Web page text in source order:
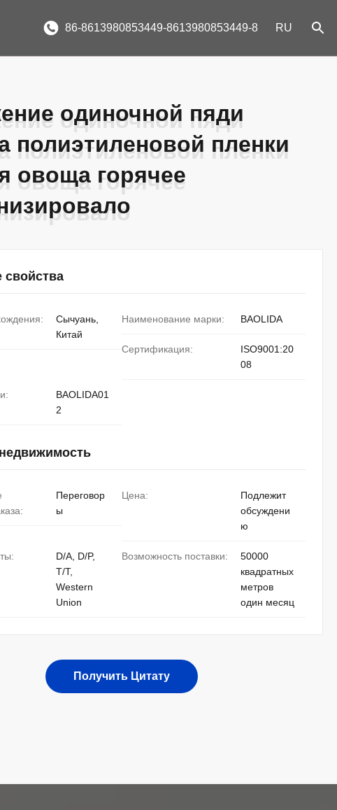
86-8613980853449-8613980853449-8 RU
одиночной пяди
полиэтиленовой пленки
овоща горячее
одиночной пяди
полиэтиленовой пленки
овоща горячее
Сычуань,
Китай
Наименование марки: BAOLIDA
Сертификация:
ISO9001:20
08
BAOLIDA01
2
Переговор
ы
Цена:
Подлежит
обсуждени
ю
D/A, D/P,
T/T,
Western
Union
Возможность поставки:
50000
квадратных
метров
один месяц
Получить Цитату